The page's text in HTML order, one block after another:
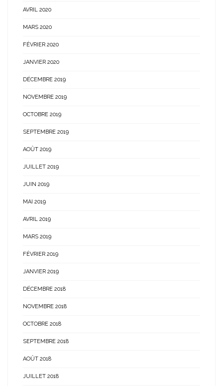
AVRIL 2020
MARS 2020
FÉVRIER 2020
JANVIER 2020
DÉCEMBRE 2019
NOVEMBRE 2019
OCTOBRE 2019
SEPTEMBRE 2019
AOÛT 2019
JUILLET 2019
JUIN 2019
MAI 2019
AVRIL 2019
MARS 2019
FÉVRIER 2019
JANVIER 2019
DÉCEMBRE 2018
NOVEMBRE 2018
OCTOBRE 2018
SEPTEMBRE 2018
AOÛT 2018
JUILLET 2018